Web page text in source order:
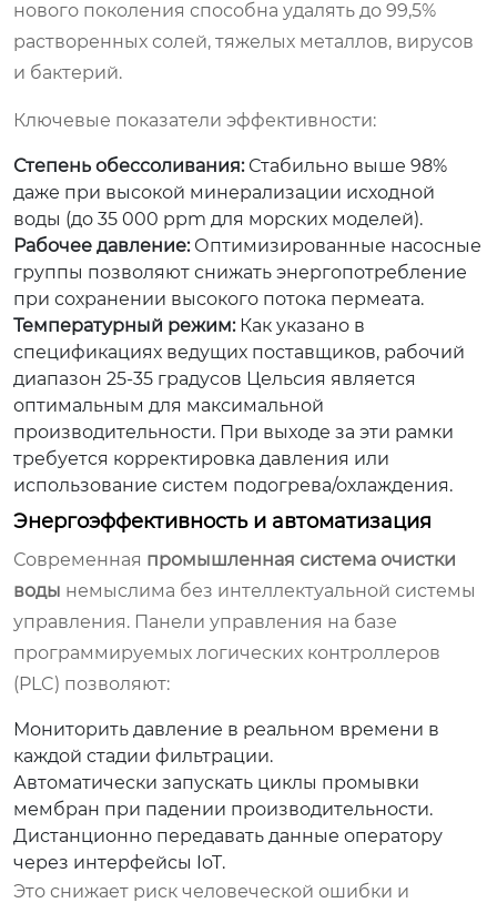
нового поколения способна удалять до 99,5%
растворенных солей, тяжелых металлов, вирусов
и бактерий.
Ключевые показатели эффективности:
Степень обессоливания:Стабильно выше 98%
даже при высокой минерализации исходной
воды (до 35 000 ppm для морских моделей).
Рабочее давление:Оптимизированные насосные
группы позволяют снижать энергопотребление
при сохранении высокого потока пермеата.
Температурный режим:Как указано в
спецификациях ведущих поставщиков, рабочий
диапазон 25-35 градусов Цельсия является
оптимальным для максимальной
производительности. При выходе за эти рамки
требуется корректировка давления или
использование систем подогрева/охлаждения.
Энергоэффективность и автоматизация
Современная промышленная система очистки
воды немыслима без интеллектуальной системы
управления. Панели управления на базе
программируемых логических контроллеров
(PLC) позволяют:
Мониторить давление в реальном времени в
каждой стадии фильтрации.
Автоматически запускать циклы промывки
мембран при падении производительности.
Дистанционно передавать данные оператору
через интерфейсы IoT.
Это снижает риск человеческой ошибки и